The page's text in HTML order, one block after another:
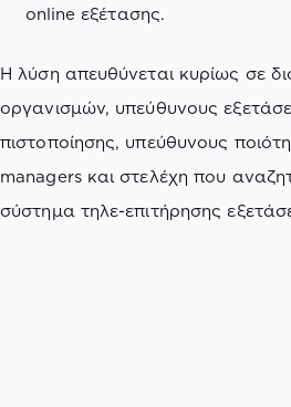
online εξέτασης.
Η λύση απευθύνεται κυρίως σε
οργανισμών, υπεύθυνους
πιστοποίησης, υπεύθυνους
managers και στελέχη που
σύστημα τηλε-επιτήρησης